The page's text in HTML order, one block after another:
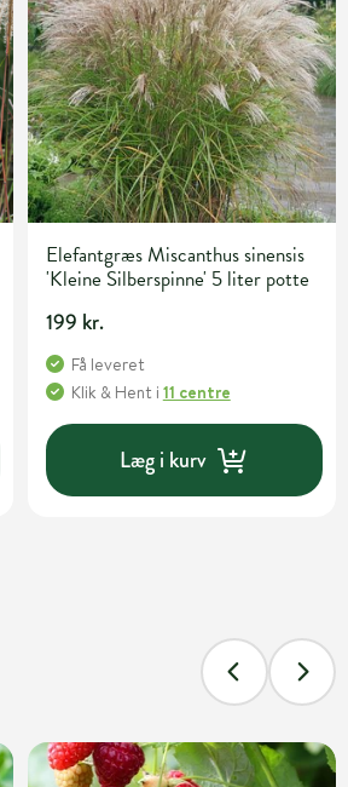
Elefantgræs Miscanthus sinensis
'Kleine Silberspinne' 5 liter potte
199 kr.
Få leveret
Klik & Hent i 11 centre
Læg i kurv